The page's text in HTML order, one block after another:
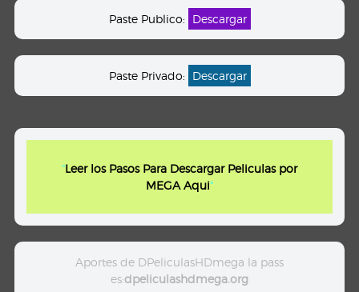
Paste Publico: Descargar
Paste Privado: Descargar
"Leer los Pasos Para Descargar Peliculas por
MEGA Aqui"
Aportes de DPeliculasHDmega la pass
es:dpeliculashdmega.org